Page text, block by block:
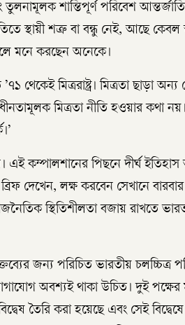
শান্তিপূর্ণ পরিবেশ
স্থায়ী শত্রু বা বন্ধু নেই, আছে কেবল
মনে করছেন অনেকে।
থেকেই মিত্ররাষ্ট্র। মিত্রতা ছাড়া
মিত্রতা নীতি হওয়ার কথা নয়।
এই কম্পালশানের পিছনে দীর্ঘ
ব্রিফ দেখেন, লক্ষ করবেন সেখানে বারবার
স্থিতিশীলতা বজায় রাখতে
জন্য পরিচিত ভারতীয় চলচ্চিত্র
অবশ্যই থাকা উচিত। দুই পক্ষের
তৈরি করা হয়েছে এবং সেই